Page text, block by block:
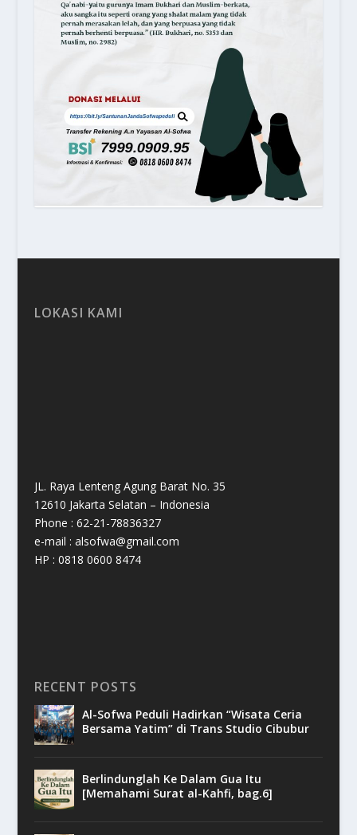
LOKASI KAMI
JL. Raya Lenteng Agung Barat No. 35
12610 Jakarta Selatan – Indonesia
Phone : 62-21-78836327
e-mail : alsofwa@gmail.com
HP : 0818 0600 8474
RECENT POSTS
Al-Sofwa Peduli Hadirkan “Wisata Ceria
Bersama Yatim” di Trans Studio Cibubur
Berlindunglah Ke Dalam Gua Itu
[Memahami Surat al-Kahfi, bag.6]